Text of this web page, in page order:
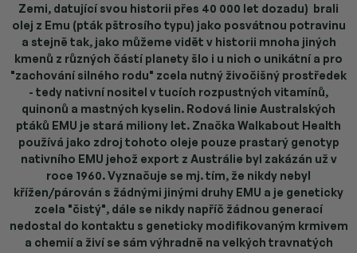
Zemi, datující svou historii přes 40 000 let dozadu) brali
olej z Emu (pták pštrosího typu) jako posvátnou potravinu
a stejně tak, jako můžeme vidět v historii mnoha jiných
kmenů z různých částí planety šlo i u nich o unikátní a pro
"zachování silného rodu" zcela nutný živočišný prostředek
- tedy nativní nositel v tucích rozpustných vitamínů,
quinonů a mastných kyselin. Rodová linie Australských
ptáků EMU je stará miliony let. Značka Walkabout Health
používá jako zdroj tohoto oleje pouze prastarý genotyp
nativního EMU jehož export z Austrálie byl zakázán už v
roce 1960.Vyznačuje se mj. tím, že nikdy nebyl
křížen/párován s žádnými jinými druhy EMU a je geneticky
zcela "čistý", dále se nikdy napříč žádnou generací
nedostal do kontaktu s geneticky modifikovaným krmivem
a chemií a živí se sám výhradně na velkých travnatých